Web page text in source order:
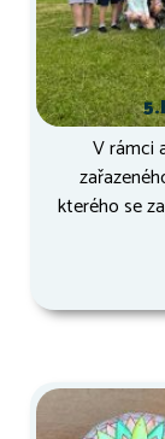
V rámci
kterého se